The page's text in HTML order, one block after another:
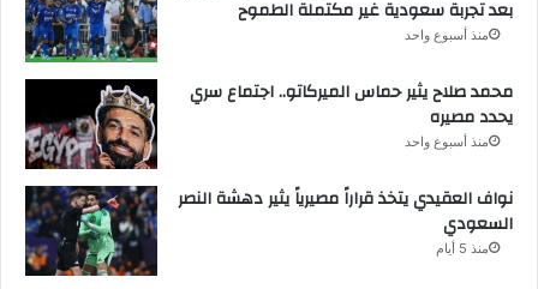
بعد تجربة سعودية غير مكتملة الطموح
منذ أسبوع واحد
محمد صلاح يثير حماس الميركاتو.. اجتماع سري
يحدد مصيره
منذ أسبوع واحد
نواف العقيدي يتخذ قراراً مصيرياً يثير دهشة النصر
السعودي
منذ 5 أيام